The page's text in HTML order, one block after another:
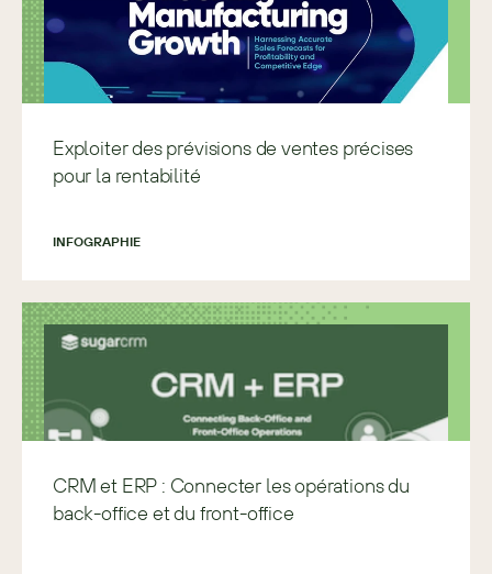
Exploiter des prévisions de ventes précises
pour la rentabilité
INFOGRAPHIE
CRM et ERP : Connecter les opérations du
back-office et du front-office